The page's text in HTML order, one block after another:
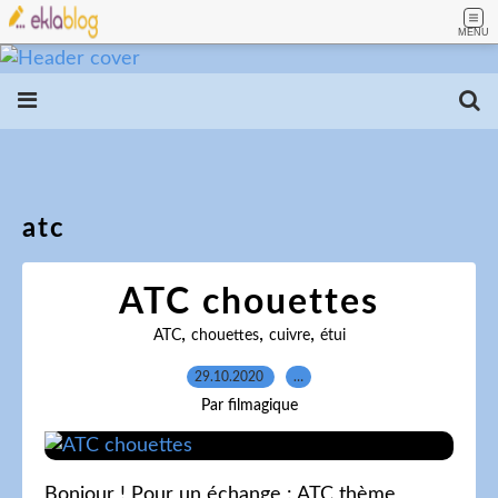
MENU
atc
ATC chouettes
ATC, chouettes, cuivre, étui
29.10.2020 …
Par filmagique